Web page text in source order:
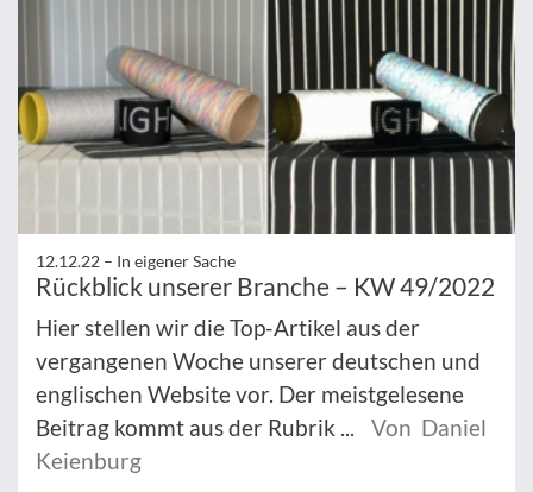
12.12.22 – In eigener Sache
Rückblick unserer Branche – KW 49/2022
Hier stellen wir die Top-Artikel aus der
vergangenen Woche unserer deutschen und
englischen Website vor. Der meistgelesene
Beitrag kommt aus der Rubrik ...
Von Daniel
Keienburg